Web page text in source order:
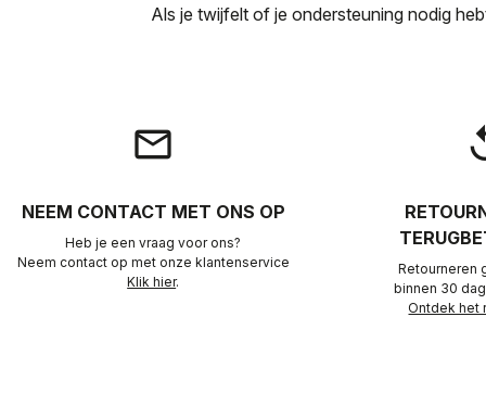
Als je twijfelt of je ondersteuning nodig
email
NEEM CONTACT MET ONS OP
Heb je een vraag voor ons?
Neem contact op met onze klantenservice
Klik hier.
Retourneren
binnen 30
Ontdek het